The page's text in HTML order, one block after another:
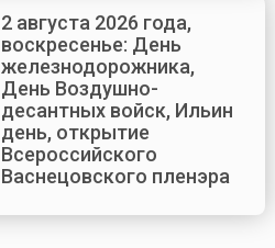
2 августа 2026 года,
воскресенье: День
железнодорожника,
День Воздушно-
десантных войск, Ильин
день, открытие
Всероссийского
Васнецовского пленэра